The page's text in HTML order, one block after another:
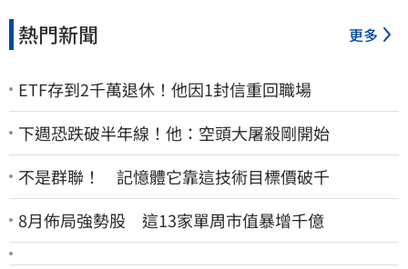
熱門新聞 更多
ETF存到2千萬退休！他因1封信重回職場
下週恐跌破半年線！他：空頭大屠殺剛開始
不是群聯！ 記憶體它靠這技術目標價破千
8月佈局強勢股 這13家單周市值暴增千億